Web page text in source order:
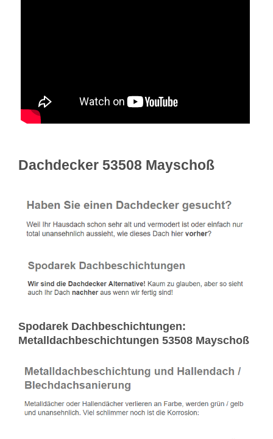
Dachdecker 53508 Mayschoß
Spodarek Dachbeschichtungen:
Metalldachbeschichtungen 53508 Mayschoß